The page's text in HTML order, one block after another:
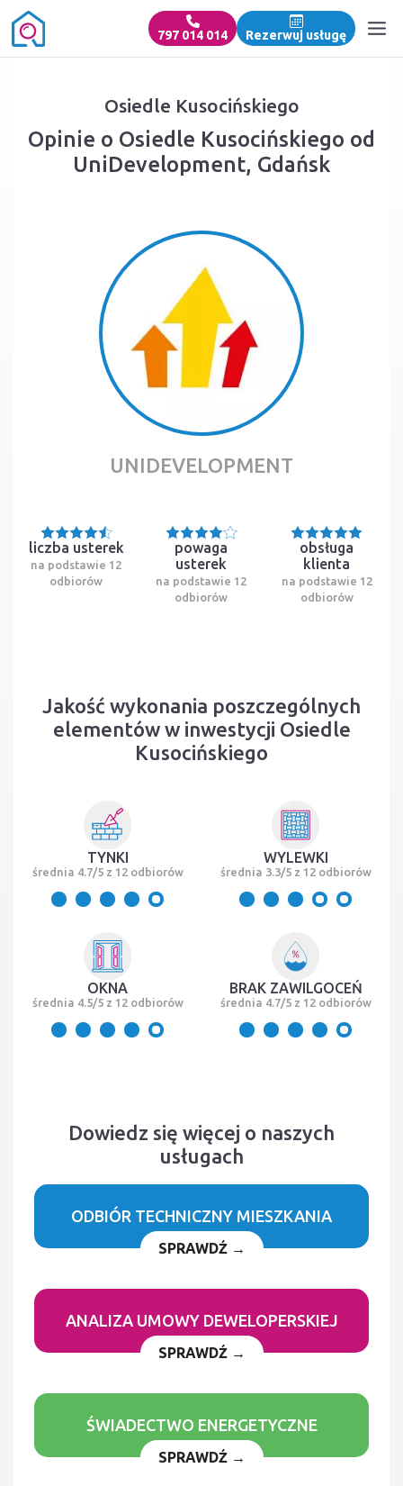
797 014 014 Rezerwuj usługę
Osiedle Kusocińskiego
Opinie o Osiedle Kusocińskiego od
UniDevelopment, Gdańsk
UNIDEVELOPMENT
liczba usterek
na podstawie 12
odbiorów
powaga
usterek
na podstawie 12
odbiorów
obsługa
klienta
na podstawie 12
odbiorów
Jakość wykonania poszczególnych
elementów w inwestycji Osiedle
Kusocińskiego
TYNKI
średnia 4.7/5 z 12 odbiorów
WYLEWKI
średnia 3.3/5 z 12 odbiorów
OKNA
średnia 4.5/5 z 12 odbiorów
BRAK ZAWILGOCEŃ
średnia 4.7/5 z 12 odbiorów
Dowiedz się więcej o naszych
usługach
ODBIÓR TECHNICZNY MIESZKANIA
SPRAWDŹ →
ANALIZA UMOWY DEWELOPERSKIEJ
SPRAWDŹ →
ŚWIADECTWO ENERGETYCZNE
SPRAWDŹ →